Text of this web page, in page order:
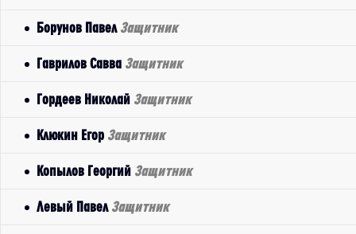
Борунов Павел Защитник
Гаврилов Савва Защитник
Гордеев Николай Защитник
Клюкин Егор Защитник
Копылов Георгий Защитник
Левый Павел Защитник